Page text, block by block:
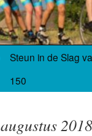
Steun in de Slag
150
augustus 2018